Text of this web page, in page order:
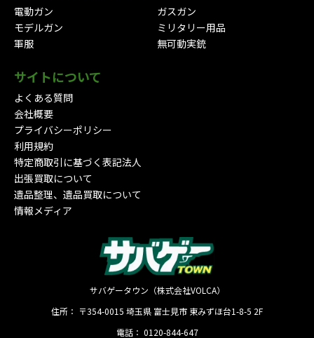
電動ガン
ガスガン
モデルガン
ミリタリー用品
軍服
無可動実銃
サイトについて
よくある質問
会社概要
プライバシーポリシー
利用規約
特定商取引に基づく表記法人
出張買取について
遺品整理、遺品買取について
情報メディア
サバゲータウン（株式会社VOLCA）
住所： 〒354-0015 埼玉県 富士見市 東みずほ台1-8-5 2F
電話： 0120-844-647